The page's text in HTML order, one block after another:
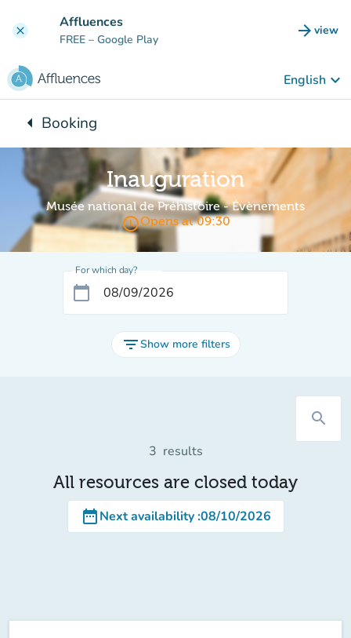
clear Affluences
FREE – Google Play arrow_forward view
(new
English keyboard_arrow_down
arrow_leftBack to:
Booking
Inauguration
Musée national de Préhistoire - Évènements
access_timeOpens at 09:30
For which day?
calendar_today
filter_listShow more filters
search
3 results
All resources are closed today
date_rangeNext availability:08/10/2026